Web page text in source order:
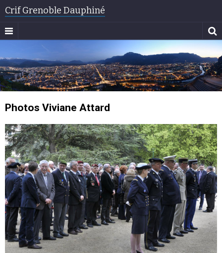
Crif Grenoble Dauphiné
Photos Viviane Attard